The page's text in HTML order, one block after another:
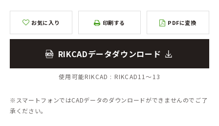
お気に入り 印刷する PDFに変換
RIKCADデータダウンロード
使用可能RIKCAD : RIKCAD11～13
※スマートフォンではCADデータのダウンロードができませんのでご了
承ください。